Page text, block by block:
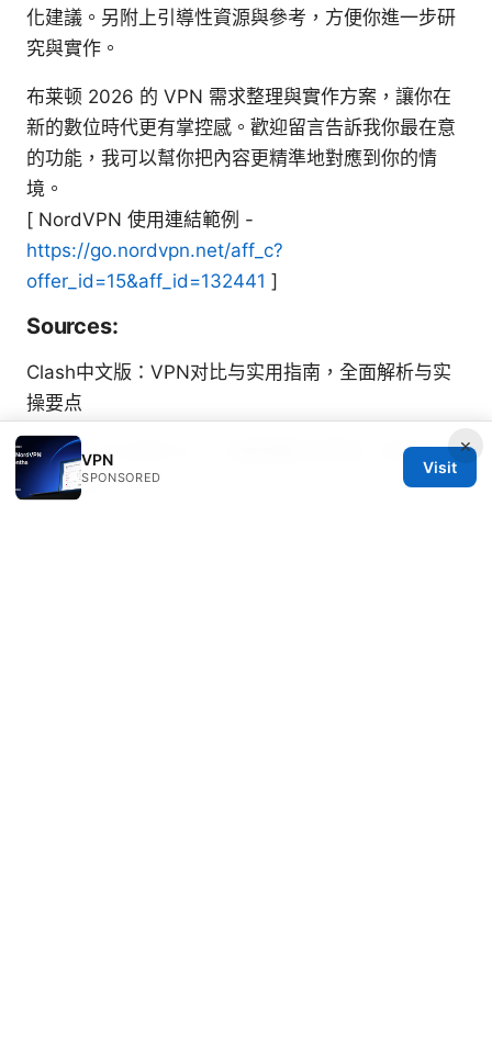
化建議。另附上引導性資源與參考，方便你進一步研
究與實作。
布莱顿 2026 的 VPN 需求整理與實作方案，讓你在
新的數位時代更有掌控感。歡迎留言告訴我你最在意
的功能，我可以幫你把內容更精準地對應到你的情
境。
[ NordVPN 使用連結範例 -
https://go.nordvpn.net/aff_c?
offer_id=15&aff_id=132441 ]
Sources:
Clash中文版：VPN对比与实用指南，全面解析与实
操要点
2026年 esim是什么？一篇搞懂如何使用、优缺点与
购买指南
×
VPN
SPONSORED
Visit